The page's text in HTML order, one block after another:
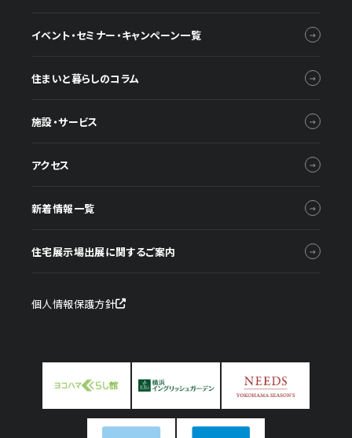
イベント・セミナー・キャンペーン一覧
住まいと暮らしのコラム
施設・サービス
アクセス
新着情報一覧
住宅展示場出展に関するご案内
個人情報保護方針
31 55
モデルハウス一覧へ